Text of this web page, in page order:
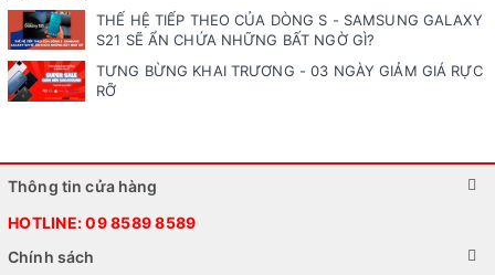
THẾ HỆ TIẾP THEO CỦA DÒNG S - SAMSUNG GALAXY
S21 SẼ ẨN CHỨA NHỮNG BẤT NGỜ GÌ?
TƯNG BỪNG KHAI TRƯƠNG - 03 NGÀY GIẢM GIÁ RỰC
RỠ
Thông tin cửa hàng
HOTLINE:09 8589 8589
Chính sách